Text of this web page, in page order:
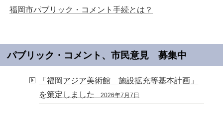
福岡市パブリック・コメント手続とは？
パブリック・コメント、市民意見 募集中
「福岡アジア美術館 施設拡充等基本計画」
を策定しました
2026年7月7日